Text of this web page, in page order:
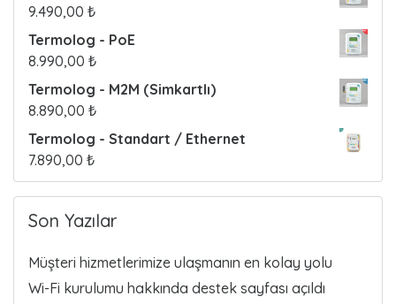
9.490,00 ₺
Termolog - PoE
8.990,00 ₺
Termolog - M2M (Simkartlı)
8.890,00 ₺
Termolog - Standart / Ethernet
7.890,00 ₺
Son Yazılar
Müşteri hizmetlerimize ulaşmanın en kolay yolu
Wi-Fi kurulumu hakkında destek sayfası açıldı